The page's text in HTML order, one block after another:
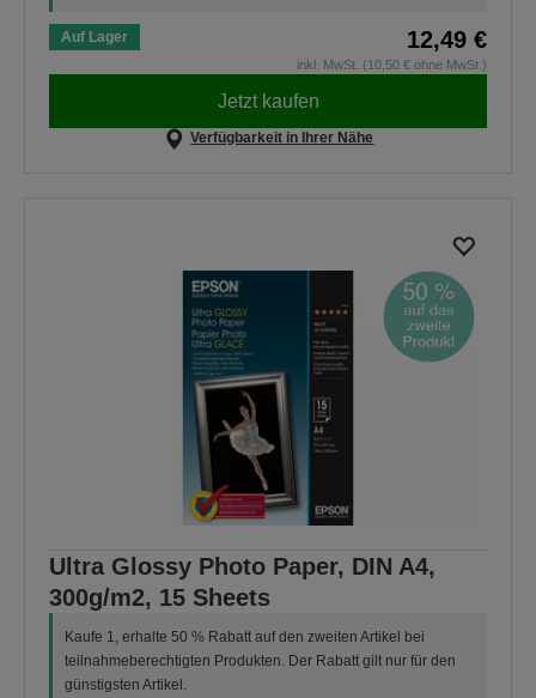
Auf Lager 12,49 €
inkl. MwSt. (10,50 € ohne MwSt.)
Jetzt kaufen
Verfügbarkeit in Ihrer Nähe
Ultra Glossy Photo Paper, DIN A4,
300g/m2, 15 Sheets
Kaufe 1, erhalte 50 % Rabatt auf den zweiten Artikel bei
teilnahmeberechtigten Produkten. Der Rabatt gilt nur für den
günstigsten Artikel.